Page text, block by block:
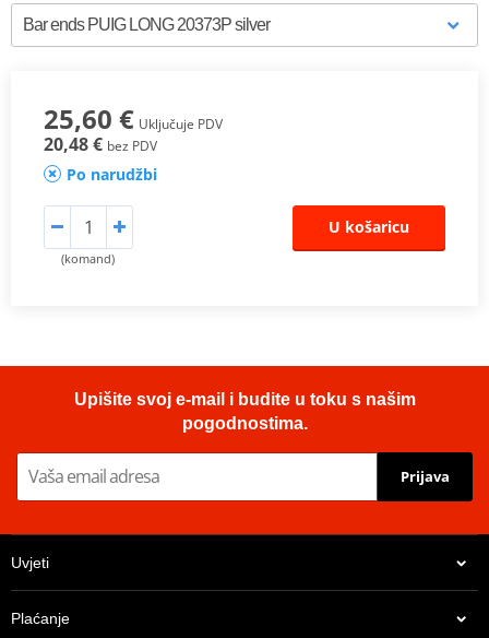
25,60 € Uključuje PDV
20,48 € bez PDV
Po narudžbi
(komand)
U košaricu
Upišite svoj e-mail i budite u toku s našim
pogodnostima.
Prijava
Uvjeti
Plaćanje